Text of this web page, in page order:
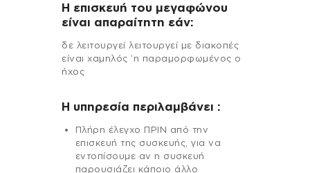
Η επισκευή του μεγαφώνου
είναι απαραίτητη εάν:
δε λειτουργεί λειτουργεί με διακοπές
είναι χαμηλός ‘η παραμορφωμένος ο
ήχος
H υπηρεσία περιλαμβάνει :
Πλήρη έλεγχο ΠΡΙΝ από την
επισκευή της συσκευής, για να
εντοπίσουμε αν η συσκευή
παρουσιάζει κάποιο άλλο